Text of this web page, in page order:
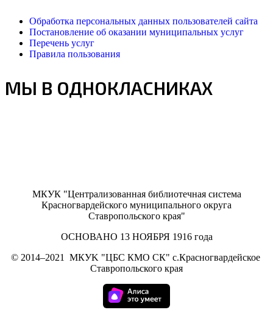
Обработка персональных данных пользователей сайта
Постановление об оказании муниципальных услуг
Перечень услуг
Правила пользования
МЫ В ОДНОКЛАСНИКАХ
МКУК "Централизованная библиотечная система
Красногвардейского муниципального округа
Ставропольского края"
ОСНОВАНО 13 НОЯБРЯ 1916 года
© 2014–2021
МКУK "ЦБС КМО СК" с.Красногвардейское
Ставропольского края